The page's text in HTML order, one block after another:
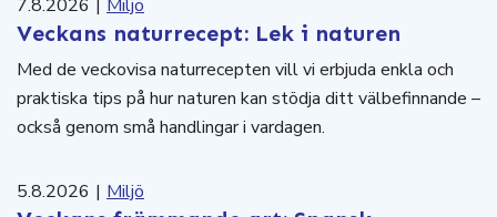
7.8.2026 | Miljö
Veckans naturrecept: Lek i naturen
Med de veckovisa naturrecepten vill vi erbjuda enkla och
praktiska tips på hur naturen kan stödja ditt välbefinnande –
också genom små handlingar i vardagen.
5.8.2026 | Miljö